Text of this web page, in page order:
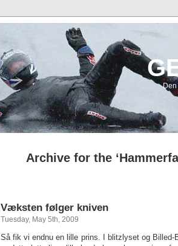
Archive for the
Væksten følger kniven
Tuesday, May 5th, 2009
Så fik vi endnu en lille prins. I blitzlyset og Billed-